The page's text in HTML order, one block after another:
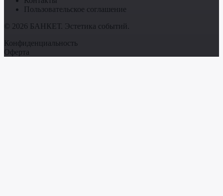
Пользовательское соглашение
© 2026 БАНКЕТ. Эстетика событий.
Конфиденциальность
Оферта